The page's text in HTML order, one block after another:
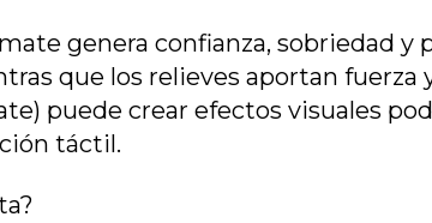
genera confianza, sobriedad y
que los relieves aportan fuerza
puede crear efectos visuales
táctil.